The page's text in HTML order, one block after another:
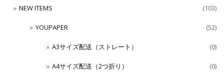
NEW ITEMS (103)
YOUPAPER (52)
A3サイズ配送（ストレート） (0)
A4サイズ配送（2つ折り） (0)